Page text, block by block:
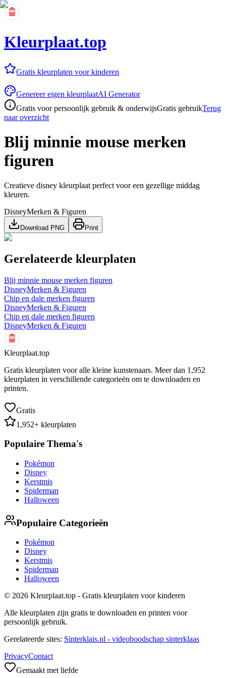
Kleurplaat.top
Gratis kleurplaten voor kinderen
Genereer eigen kleurplaatAI Generator
Gratis voor persoonlijk gebruik & onderwijsGratis gebruikTerug
naar overzicht
Blij minnie mouse merken
figuren
Creatieve disney kleurplaat perfect voor een gezellige middag
kleuren.
DisneyMerken & Figuren
Download PNG Print
Gerelateerde kleurplaten
Blij minnie mouse merken figuren
DisneyMerken & Figuren
Chip en dale merken figuren
DisneyMerken & Figuren
Chip en dale merken figuren
DisneyMerken & Figuren
Kleurplaat.top
Gratis kleurplaten voor alle kleine kunstenaars. Meer dan 1,952
kleurplaten in verschillende categorieën om te downloaden en
printen.
Gratis
1,952+ kleurplaten
Populaire Thema's
Pokémon
Disney
Kerstmis
Spiderman
Halloween
Populaire Categorieën
Pokémon
Disney
Kerstmis
Spiderman
Halloween
© 2026 Kleurplaat.top - Gratis kleurplaten voor kinderen
Alle kleurplaten zijn gratis te downloaden en printen voor
persoonlijk gebruik.
Gerelateerde sites: Sinterklais.nl - videoboodschap sinterklaas
PrivacyContact
Gemaakt met liefde